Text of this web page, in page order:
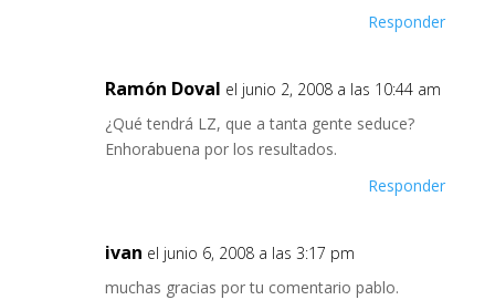
Responder
Ramón Doval el junio 2, 2008 a las 10:44 am
¿Qué tendrá LZ, que a tanta gente seduce?
Enhorabuena por los resultados.
Responder
ivan el junio 6, 2008 a las 3:17 pm
muchas gracias por tu comentario pablo.